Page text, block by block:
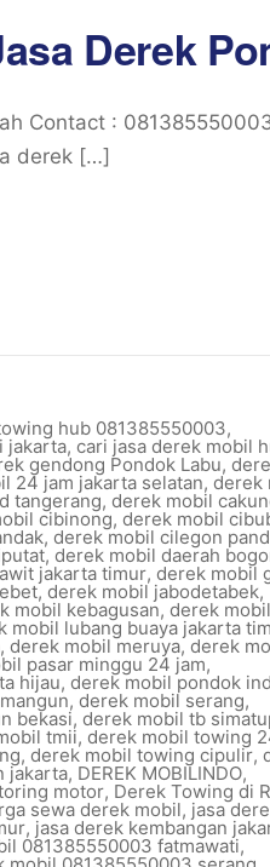
Derek
Contact :
derek […]
hub 081385550003,
jakarta, cari jasa derek mobil
gendong Pondok Labu,
24 jam jakarta selatan, derek
tangerang, derek mobil
cibinong, derek mobil
, derek mobil cilegon
, derek mobil daerah
jakarta timur, derek mobil
, derek mobil jabodetabek,
mobil kebagusan, derek
mobil lubang buaya jakarta
, derek mobil meruya, derek
pasar minggu 24 jam,
hijau, derek mobil pondok
, derek mobil serang,
bekasi, derek mobil tb
tmii, derek mobil towing
, derek mobil towing cipulir,
jakarta, DEREK MOBILINDO,
motor, Derek Towing di
sewa derek mobil, jasa
, jasa derek kembangan
081385550003 fatmawati,